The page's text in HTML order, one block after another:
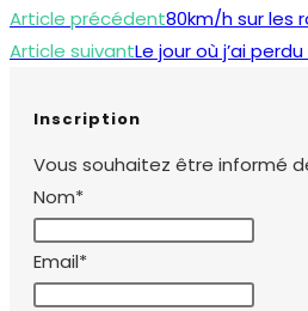
(facultatif)
Read
more
Article précédent80km/h sur les
Article suivantLe jour où j’ai
Inscription
Vous souhaitez être informé
Nom*
Email*